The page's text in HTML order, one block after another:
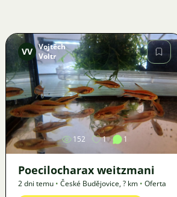
Zdjęcie
VV Vojtěch
Voltr
152 1 1
Poecilocharax weitzmani
2 dni temu • České Budějovice,? km • Oferta